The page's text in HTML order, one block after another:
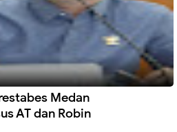
Medan
AT dan Robin